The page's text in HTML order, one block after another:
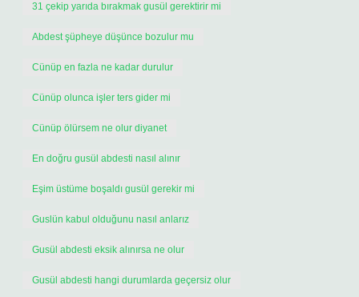
31 çekip yarıda bırakmak gusül gerektirir mi
Abdest şüpheye düşünce bozulur mu
Cünüp en fazla ne kadar durulur
Cünüp olunca işler ters gider mi
Cünüp ölürsem ne olur diyanet
En doğru gusül abdesti nasıl alınır
Eşim üstüme boşaldı gusül gerekir mi
Guslün kabul olduğunu nasıl anlarız
Gusül abdesti eksik alınırsa ne olur
Gusül abdesti hangi durumlarda geçersiz olur